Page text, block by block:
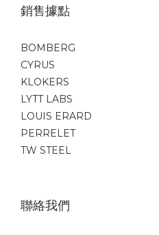
銷售據點
BOMBERG
CYRUS
KLOKERS
LYTT LABS
LOUIS ERARD
PERRELET
TW STEEL
聯絡我們